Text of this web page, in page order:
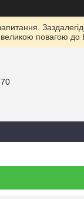
великою повагою